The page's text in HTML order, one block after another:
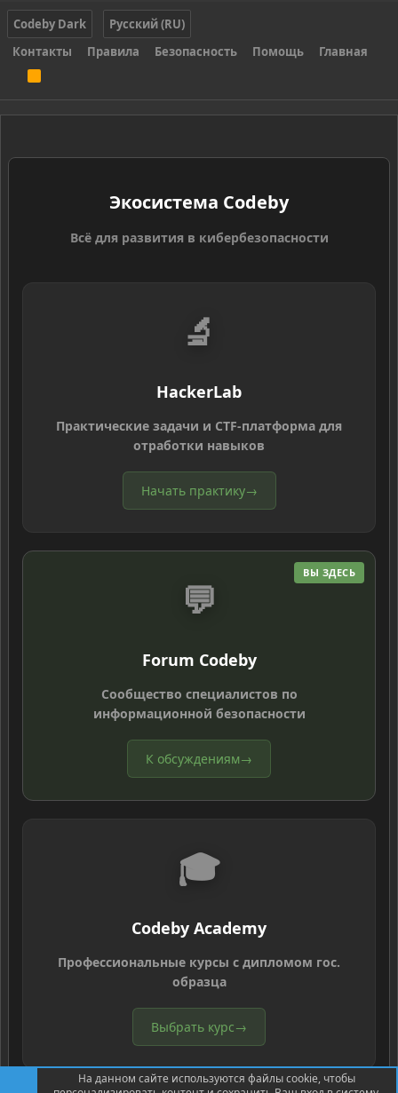
Codeby Dark
Русский (RU)
Контакты
Правила Безопасность Помощь Главная
S
Экосистема Codeby
Всё для развития в кибербезопасности
🔬
HackerLab
Практические задачи и CTF-платформа для
отработки навыков
Начать практику→
ВЫ ЗДЕСЬ
💬
Forum Codeby
Сообщество специалистов по
информационной безопасности
К обсуждениям→
🎓
Codeby Academy
Профессиональные курсы с дипломом гос.
образца
Выбрать курс→
На данном сайте используются файлы cookie, чтобы